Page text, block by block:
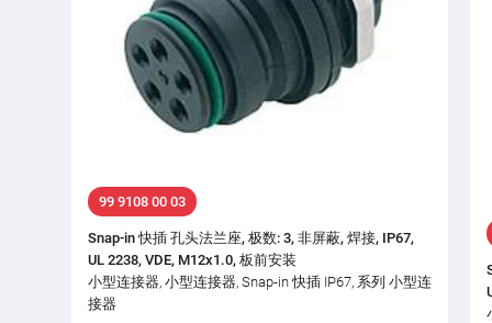
99 9108 00 03
Snap-in 快插 孔头法兰座, 极数: 3, 非屏蔽, 焊接, IP67,
UL 2238, VDE, M12x1.0, 板前安装
小型连接器, 小型连接器, Snap-in 快插 IP67, 系列 小型连
接器